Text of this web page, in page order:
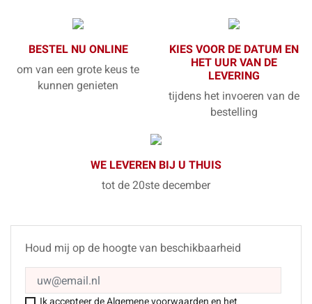
BESTEL NU ONLINE
om van een grote keus te
kunnen genieten
KIES VOOR DE DATUM EN
HET UUR VAN DE
LEVERING
tijdens het invoeren van de
bestelling
WE LEVEREN BIJ U THUIS
tot de 20ste december
Houd mij op de hoogte van beschikbaarheid
Ik accepteer de Algemene voorwaarden en het